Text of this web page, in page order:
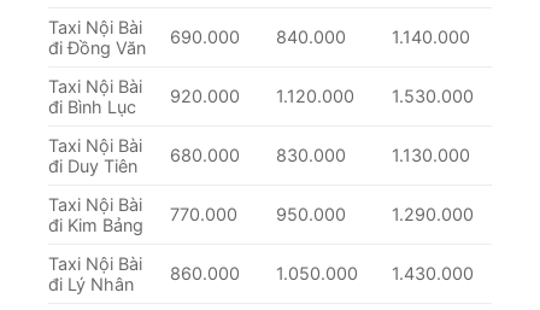
Taxi Nội Bài
đi Đồng Văn
690.000 840.000 1.140.000
Taxi Nội Bài
đi Bình Lục
920.000 1.120.000 1.530.000
Taxi Nội Bài
đi Duy Tiên
680.000 830.000 1.130.000
Taxi Nội Bài
đi Kim Bảng
770.000 950.000 1.290.000
Taxi Nội Bài
đi Lý Nhân
860.000 1.050.000 1.430.000